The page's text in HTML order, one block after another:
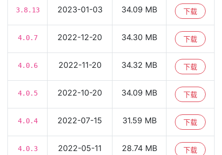
3.8.13 2023-01-03 34.09 MB 下载
4.0.7 2022-12-20 34.30 MB 下载
4.0.6 2022-11-20 34.32 MB 下载
4.0.5 2022-10-20 34.09 MB 下载
4.0.4 2022-07-15 31.59 MB 下载
4.0.3 2022-05-11 28.74 MB 下载